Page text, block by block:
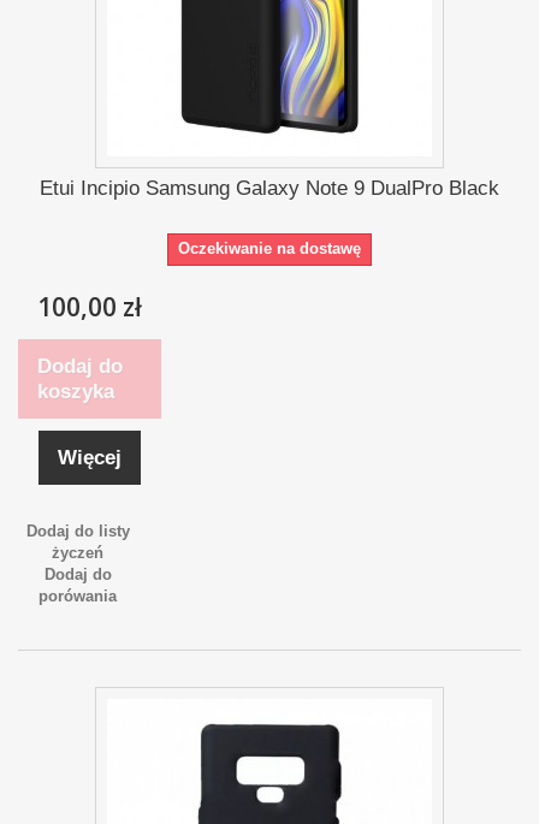
Etui Incipio Samsung Galaxy Note 9 DualPro Black
Oczekiwanie na dostawę
100,00 zł
Dodaj do
koszyka
Więcej
Dodaj do listy
życzeń
Dodaj do
porówania